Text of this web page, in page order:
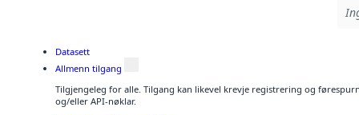
Datasett
Allmenn tilgang
Tilgjengeleg for alle. Tilgang kan likevel krevje registrering og
og/eller API-nøklar.